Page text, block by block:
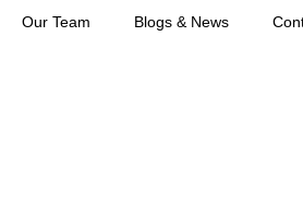
Our Team Blogs & News